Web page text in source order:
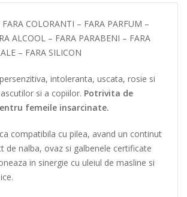
COLORANTI – FARA PARFUM –
ALCOOL – FARA PARABENI – FARA
– FARA SILICON
intoleranta, uscata, rosie si
si a copiilor. Potrivita de
femeile insarcinate.
compatibila cu pilea, avand un continut
de nalba, ovaz si galbenele certificate
in sinergie cu uleiul de masline si